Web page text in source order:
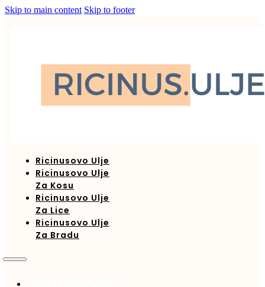
Skip to main content Skip to footer
Ricinusovo Ulje
Ricinusovo Ulje
Za Kosu
Ricinusovo Ulje
Za Lice
Ricinusovo Ulje
Za Bradu